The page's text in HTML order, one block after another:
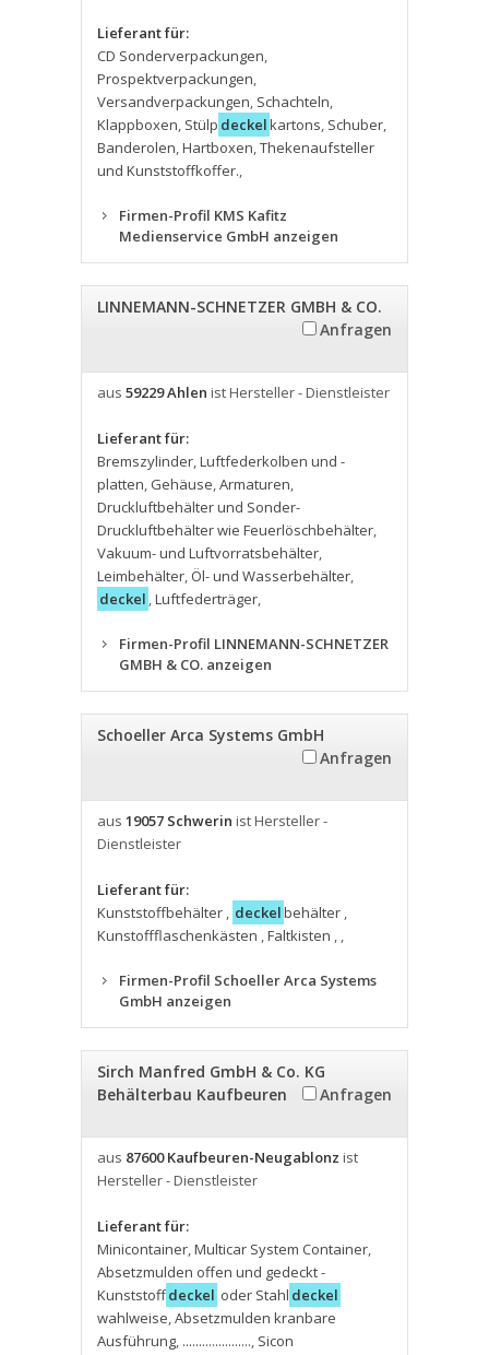
Lieferant für:
CD Sonderverpackungen,
Prospektverpackungen,
Versandverpackungen, Schachteln,
Klappboxen, Stülp deckelkartons, Schuber,
Banderolen,Hartboxen,Thekenaufsteller
und Kunststoffkoffer.,
Firmen-Profil KMS Kafitz
Medienservice GmbH anzeigen
LINNEMANN-SCHNETZER GMBH & CO.
Anfragen
aus 59229 Ahlen ist Hersteller - Dienstleister
Lieferant für:
Bremszylinder,Luftfederkolben und -
platten, Gehäuse,Armaturen,
Druckluftbehälter und Sonder-
Druckluftbehälter wie Feuerlöschbehälter,
Vakuum- und Luftvorratsbehälter,
Leimbehälter, Öl- und Wasserbehälter,
deckel ,Luftfederträger,
Firmen-Profil LINNEMANN-SCHNETZER
GMBH & CO. anzeigen
Schoeller Arca Systems GmbH
Anfragen
aus 19057 Schwerin ist Hersteller -
Dienstleister
Lieferant für:
Kunststoffbehälter , deckelbehälter ,
Kunstoffflaschenkästen ,Faltkisten , ,
Firmen-Profil Schoeller Arca Systems
GmbH anzeigen
Sirch Manfred GmbH & Co. KG
Behälterbau Kaufbeuren
Anfragen
aus 87600 Kaufbeuren-Neugablonz ist
Hersteller - Dienstleister
Lieferant für:
Minicontainer,Multicar System Container,
Absetzmulden offen und gedeckt -
Kunststoffdeckel oder Stahl deckel
wahlweise,Absetzmulden kranbare
Ausführung, ....................., Sicon